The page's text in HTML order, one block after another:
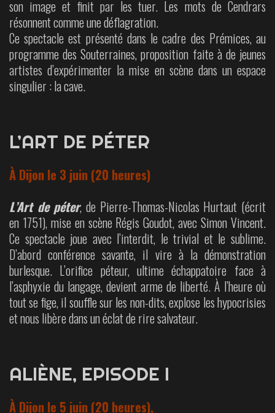
son image et finit par les tuer. Les mots de Cendrars
résonnent comme une déflagration.
Ce spectacle est présenté dans le cadre des Prémices, au
programme des Souterraines, proposition faite à de jeunes
artistes d’expérimenter la mise en scène dans un espace
singulier : la cave.
L’ART DE PÉTER
À Dijon le 3 juin (20 heures)
L’Art de péter, de Pierre-Thomas-Nicolas Hurtaut (écrit
en 1751), mise en scène Régis Goudot, avec Simon Vincent.
Ce spectacle joue avec l’interdit, le trivial et le sublime.
D’abord conférence savante, il vire à la démonstration
burlesque. L’orifice péteur, ultime échappatoire face à
l’asphyxie du langage, devient arme de liberté. À l’heure où
tout se fige, il souffle sur les non-dits, explose les hypocrisies
et nous libère dans un éclat de rire salvateur.
ALIÈNE, EPISODE I
À Dijon le 5 juin (20 heures),